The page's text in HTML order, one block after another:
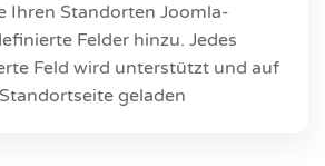
Ihren Standorten Joomla-
Felder hinzu. Jedes
Feld wird unterstützt und auf
geladen